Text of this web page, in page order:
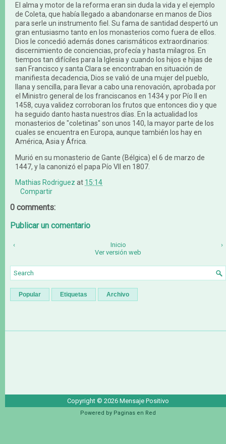
El alma y motor de la reforma eran sin duda la vida y el ejemplo
de Coleta, que había llegado a abandonarse en manos de Dios
para serle un instrumento fiel. Su fama de santidad despertó un
gran entusiasmo tanto en los monasterios como fuera de ellos.
Dios le concedió además dones carismáticos extraordinarios:
discernimiento de conciencias, profecía y hasta milagros. En
tiempos tan difíciles para la Iglesia y cuando los hijos e hijas de
san Francisco y santa Clara se encontraban en situación de
manifiesta decadencia, Dios se valió de una mujer del pueblo,
llana y sencilla, para llevar a cabo una renovación, aprobada por
el Ministro general de los franciscanos en 1434 y por Pío II en
1458, cuya validez corroboran los frutos que entonces dio y que
ha seguido danto hasta nuestros días. En la actualidad los
monasterios de "coletinas" son unos 140, la mayor parte de los
cuales se encuentra en Europa, aunque también los hay en
América, Asia y África.
Murió en su monasterio de Gante (Bélgica) el 6 de marzo de
1447, y la canonizó el papa Pío VII en 1807.
Mathias Rodriguez at 15:14
Compartir
0 comments:
Publicar un comentario
‹ ›
Inicio
Ver versión web
Popular Etiquetas Archivo
Copyright © 2026 Mensaje Positivo
Powered by Paginas en Red